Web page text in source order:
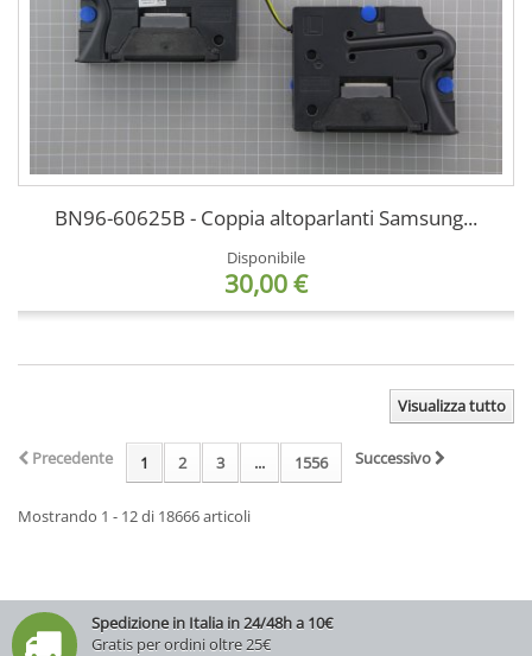
BN96-60625B - Coppia altoparlanti Samsung...
Disponibile
30,00 €
Visualizza tutto
Precedente 1 2 3 ... 1556 Successivo
Mostrando 1 - 12 di 18666 articoli
Spedizione in Italia in 24/48h a 10€
Gratis per ordini oltre 25€